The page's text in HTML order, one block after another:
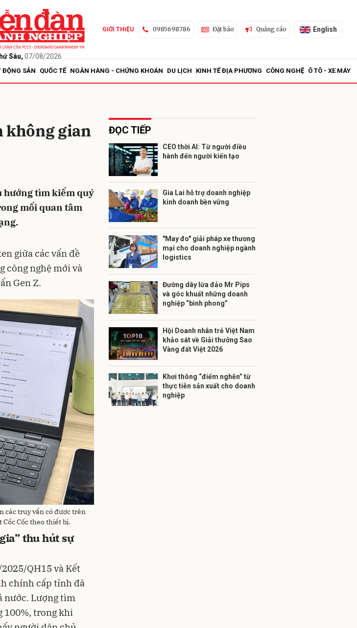
Sáu, 07/08/2026
GIỚI THIỆU 0985698786 Đặt báo Quảng cáo English
ĐỘNG SẢN QUỐC TẾ NGÂN HÀNG - CHỨNG KHOÁN DU LỊCH KINH TẾ ĐỊA PHƯƠNG CÔNG NGHỆ Ô TÔ - XE MÁY
không gian
hướng tìm kiếm quý
mối quan tâm
giữa các vấn đề
công nghệ mới và
Gen Z.
các truy vấn có được trên
Cốc theo thiết bị.
thu hút sự
QH15 và Kết
chính cấp tỉnh đã
nước. Lượng tìm
100%, trong khi
ĐỌC TIẾP
CEO thời AI: Từ người điều
hành đến người kiến tạo
Gia Lai hỗ trợ doanh nghiệp
kinh doanh bền vững
"May đo" giải pháp xe thương
mại cho doanh nghiệp ngành
logistics
Đường dây lừa đảo Mr Pips
và góc khuất những doanh
nghiệp “bình phong”
Hội Doanh nhân trẻ Việt Nam
khảo sát về Giải thưởng Sao
Vàng đất Việt 2026
Khơi thông “điểm nghẽn” từ
thực tiễn sản xuất cho doanh
nghiệp
Gửi